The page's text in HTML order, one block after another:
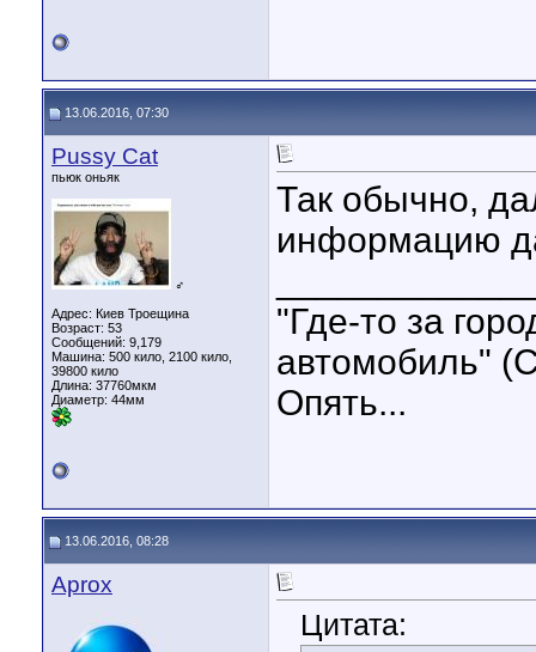
13.06.2016, 07:30
Pussy Cat
пьюк оньяк
♂
Адрес: Киев Троещина
Возраст: 53
Сообщений: 9,179
Машина: 500 кило, 2100 кило,
39800 кило
Длина: 37760мкм
Диаметр: 44мм
Так обычно,
информацию
"Где-то за
автомобиль"
Опять...
13.06.2016, 08:28
Aprox
Цитата: